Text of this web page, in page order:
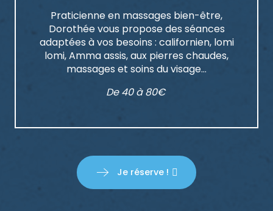
Praticienne en massages bien-être,
Dorothée vous propose des séances
adaptées à vos besoins : californien, lomi
lomi, Amma assis, aux pierres chaudes,
massages et soins du visage…
De 40 à 80€
Je réserve !